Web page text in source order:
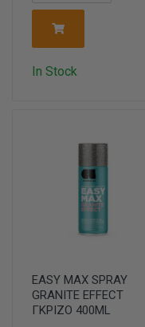
In Stock
EASY MAX SPRAY
GRANITE EFFECT
ΓΚΡΙΖΟ 400ML